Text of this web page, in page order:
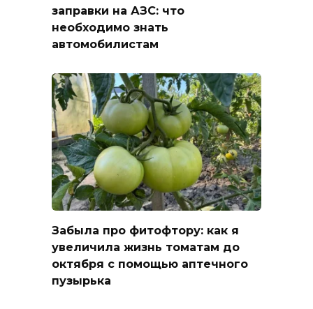
заправки на АЗС: что
необходимо знать
автомобилистам
Забыла про фитофтору: как я
увеличила жизнь томатам до
октября с помощью аптечного
пузырька